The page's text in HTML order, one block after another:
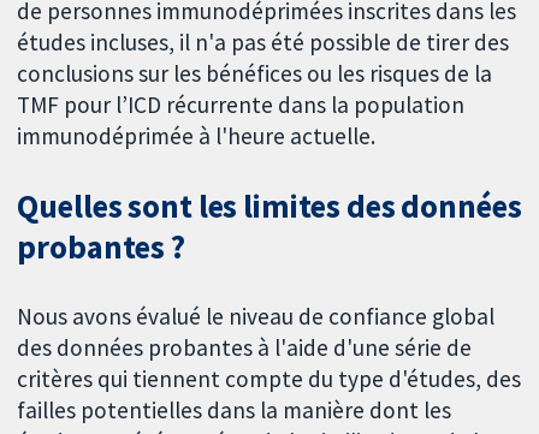
de personnes immunodéprimées inscrites dans les
études incluses, il n'a pas été possible de tirer des
conclusions sur les bénéfices ou les risques de la
TMF pour l’ICD récurrente dans la population
immunodéprimée à l'heure actuelle.
Quelles sont les limites des données
probantes ?
Nous avons évalué le niveau de confiance global
des données probantes à l'aide d'une série de
critères qui tiennent compte du type d'études, des
failles potentielles dans la manière dont les